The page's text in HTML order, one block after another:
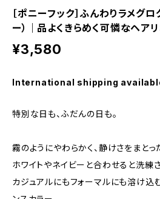
［ポニーフック］ふんわりラメグ
ー）｜品よくきらめく可憐なヘア
¥3,580
International shipping
特別な日も、ふだんの日も。
霧のようにやわらかく、静けさをまとっ
ホワイトやネイビーと合わせると洗練
カジュアルにもフォーマルにも溶け込